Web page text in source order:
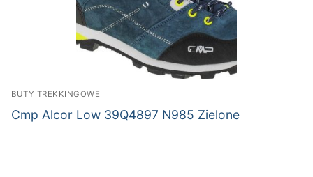
BUTY TREKKINGOWE
Cmp Alcor Low 39Q4897 N985 Zielone